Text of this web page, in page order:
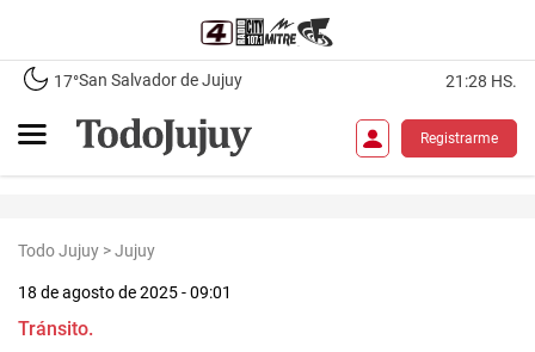
17°San Salvador de Jujuy 21:28 HS.
Registrarme
Todo Jujuy >Jujuy
18 de agosto de 2025 - 09:01
Tránsito.